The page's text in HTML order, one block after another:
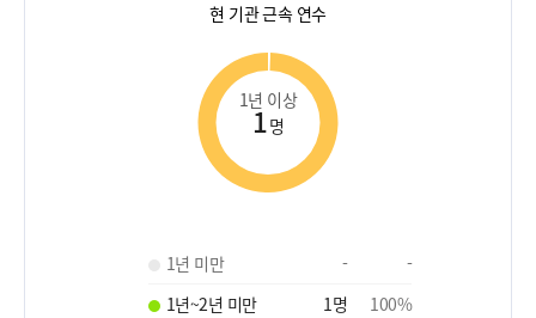
현 기관 근속 연수
1년 이상
1명
1년 미만 -
-
1년~2년 미만
1명 100%